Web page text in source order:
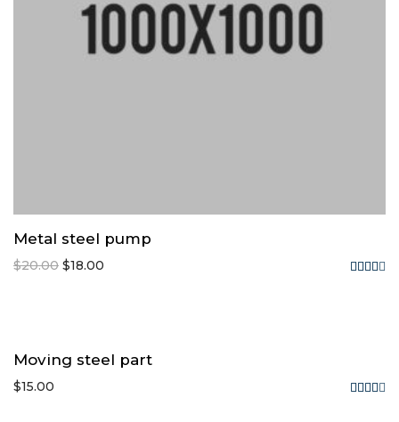
Metal steel pump
$20.00 $18.00
Moving steel part
$15.00